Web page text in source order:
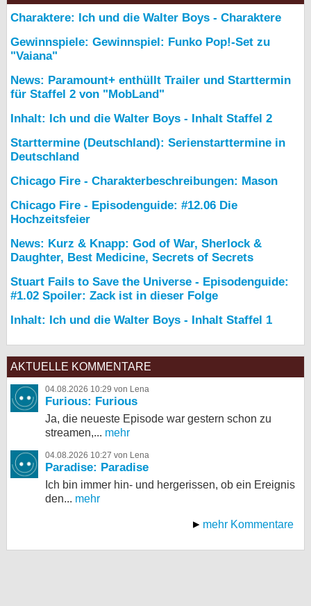
Charaktere: Ich und die Walter Boys - Charaktere
Gewinnspiele: Gewinnspiel: Funko Pop!-Set zu
"Vaiana"
News: Paramount+ enthüllt Trailer und Starttermin
für Staffel 2 von "MobLand"
Inhalt: Ich und die Walter Boys - Inhalt Staffel 2
Starttermine (Deutschland): Serienstarttermine in
Deutschland
Chicago Fire - Charakterbeschreibungen: Mason
Chicago Fire - Episodenguide: #12.06 Die
Hochzeitsfeier
News: Kurz & Knapp: God of War, Sherlock &
Daughter, Best Medicine, Secrets of Secrets
Stuart Fails to Save the Universe - Episodenguide:
#1.02 Spoiler: Zack ist in dieser Folge
Inhalt: Ich und die Walter Boys - Inhalt Staffel 1
AKTUELLE KOMMENTARE
04.08.2026 10:29 von Lena
Furious: Furious
Ja, die neueste Episode war gestern schon zu
streamen,... mehr
04.08.2026 10:27 von Lena
Paradise: Paradise
Ich bin immer hin- und hergerissen, ob ein Ereignis
den... mehr
mehr Kommentare